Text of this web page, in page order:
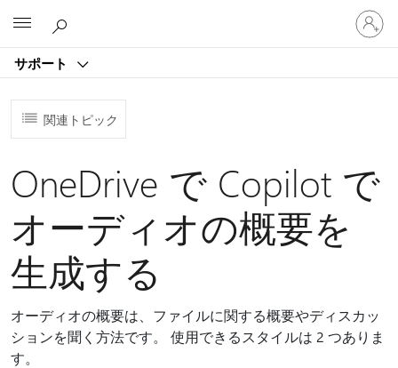
サポート
ア
カ
ウ
イ
ン
関連トピック
OneDrive で Copilot で
オーディオの概要を
生成する
オーディオの概要は、ファイルに関する概要やディスカッ
ションを聞く方法です。 使用できるスタイルは 2 つありま
す。